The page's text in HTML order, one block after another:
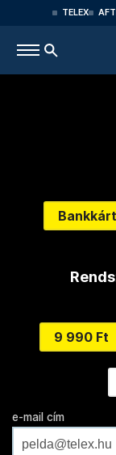
TELEX
9 990 Ft
e-mail cím